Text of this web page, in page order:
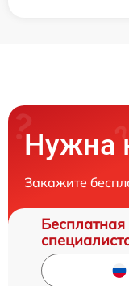
Нужна
Закажите